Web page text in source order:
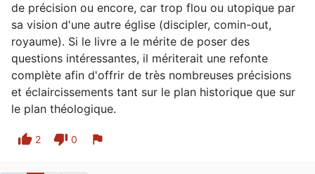
de précision ou encore, car trop flou ou utopique par
sa vision d'une autre église (discipler, comin-out,
royaume). Si le livre a le mérite de poser des
questions intéressantes, il mériterait une refonte
complète afin d'offrir de très nombreuses précisions
et éclaircissements tant sur le plan historique que sur
le plan théologique.
thumb_up 2 thumb_down 0 flag